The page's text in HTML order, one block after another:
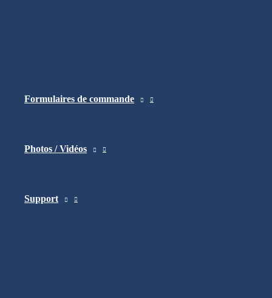
Formulaires de commande
Photos / Vidéos
Support